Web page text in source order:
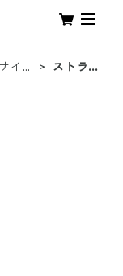
イザ
ストラッ